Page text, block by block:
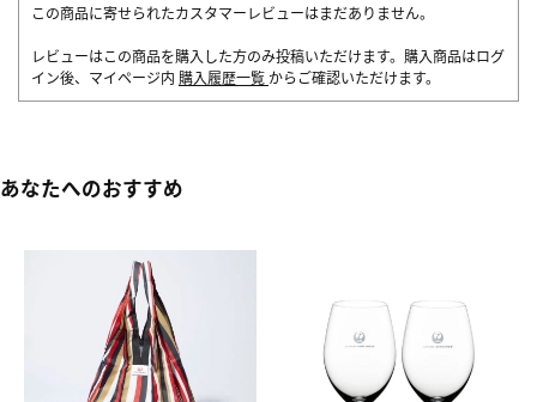
この商品に寄せられたカスタマーレビューはまだありません。
レビューはこの商品を購入した方のみ投稿いただけます。購入商品はログ
イン後、マイページ内 購入履歴一覧 からご確認いただけます。
あなたへのおすすめ